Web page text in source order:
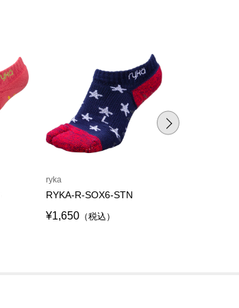
ryka
RYKA-R-SOX6-STN
¥1,650 （税込）